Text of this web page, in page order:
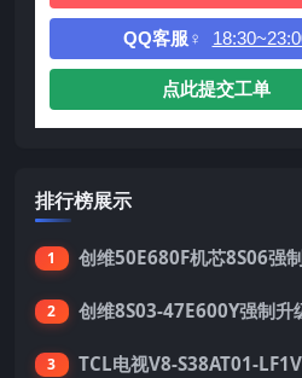
QQ客服♀
点此提交工单
排行榜展示
1 创维50E680F机芯8S06强
2 创维8S03-47E600Y强制升
3